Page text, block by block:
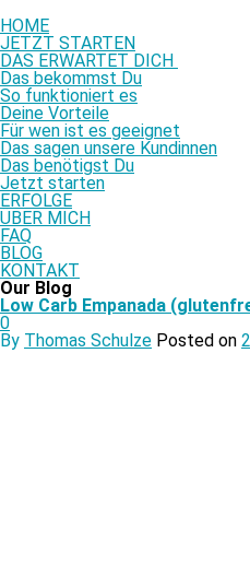
HOME
JETZT STARTEN
DAS ERWARTET DICH
Das bekommst Du
So funktioniert es
Deine Vorteile
Für wen ist es geeignet
Das sagen unsere Kundinnen
Das benötigst Du
Jetzt starten
ERFOLGE
ÜBER MICH
FAQ
BLOG
KONTAKT
Our Blog
Low Carb Empanada
0
By Thomas Schulze Posted on